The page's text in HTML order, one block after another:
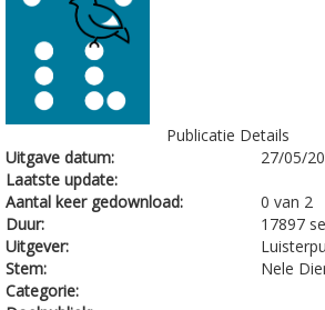
Publicatie Details
Uitgave datum:
27/05/
Laatste update:
Aantal keer gedownload:
0 van 2
Duur:
17897
Uitgever:
Stem:
Nele
Categorie: